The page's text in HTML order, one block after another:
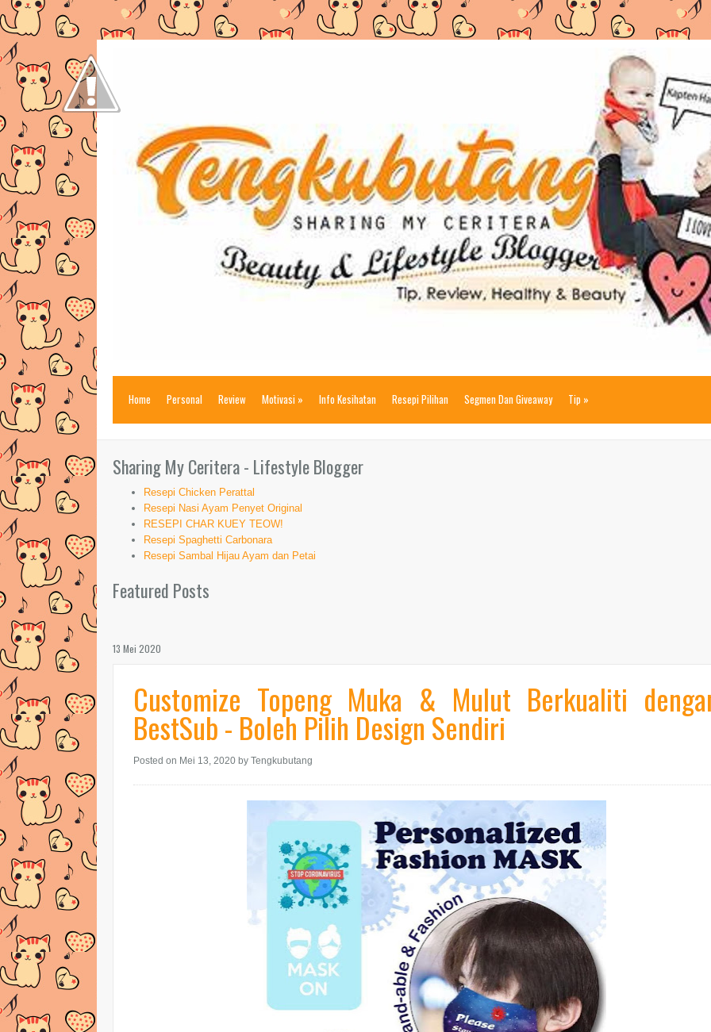
Home Personal Review Motivasi » Info Kesihatan Resepi Pilihan Segmen Dan Giveaway Tip »
Sharing My Ceritera - Lifestyle Blogger
Resepi Chicken Perattal
Resepi Nasi Ayam Penyet Original
RESEPI CHAR KUEY TEOW!
Resepi Spaghetti Carbonara
Resepi Sambal Hijau Ayam dan Petai
Featured Posts
13 Mei 2020
Customize Topeng Muka & Mulut Berkualiti
BestSub - Boleh Pilih Design Sendiri
Posted on Mei 13, 2020 by Tengkubutang